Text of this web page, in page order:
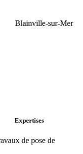
Blainville-sur-Mer
Expertises
de pose de